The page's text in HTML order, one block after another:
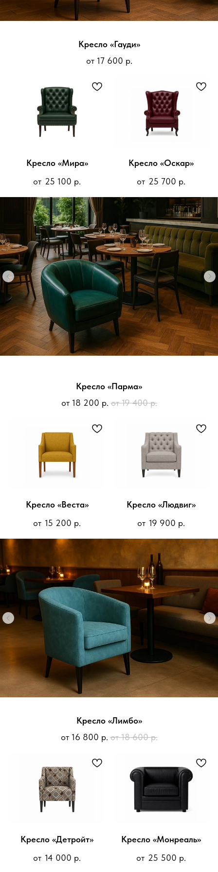
Кресло «Гауди»
от 17 600 р.
Кресло «Мира»
25 100 р.
Кресло «Оскар»
25 700 р.
Кресло «Парма»
от 18 200 р.от 19 400 р.
Кресло «Веста»
15 200 р.
Кресло «Людвиг»
19 900 р.
Кресло «Лимбо»
от 16 800 р. от 18 600 р.
Кресло «Детройт»
14 000 р.
Кресло «Монреаль»
25 500 р.
1 2
+7
на обработку своих
персональных данных
Я даюсогласиена рекламную рассылку
Отправить
Форма — короткая, польза — максимальная.
Получите консультацию с учётом ваших задач.
Подскажем лучшее решение